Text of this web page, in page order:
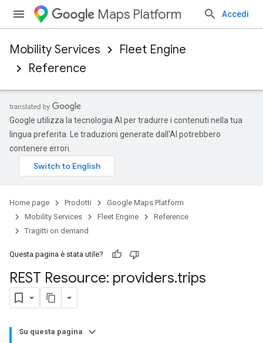
Maps Platform Accedi
Mobility Services
Fleet Engine
Reference
Google utilizza la tecnologia AI per tradurre i contenuti nella tua
lingua preferita. Le traduzioni generate dall'AI potrebbero
contenere errori.
Home page Prodotti
Google Maps Platform
Mobility Services
Fleet Engine
Reference
Tragitti on demand
Questa pagina è stata utile?
REST Resource: providers.trips
Su questa pagina